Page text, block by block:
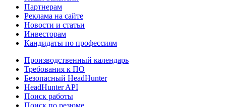
Партнерам
Реклама на сайте
Новости и статьи
Инвесторам
Кандидаты по профессиям
Производственный календарь
Требования к ПО
Безопасный HeadHunter
HeadHunter API
Поиск работы
Поиск по резюме